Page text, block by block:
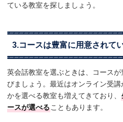
ている教室を探しましょう。
3.コースは豊富に用意されて
英会話教室を選ぶときは、コース
びましょう。最近はオンライン受
かを選べる教室も増えてきており、
ースが選べることもあります。